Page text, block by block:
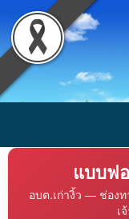
แบบฟ
อบต.เก่างิ้ว — ช่อง
เ